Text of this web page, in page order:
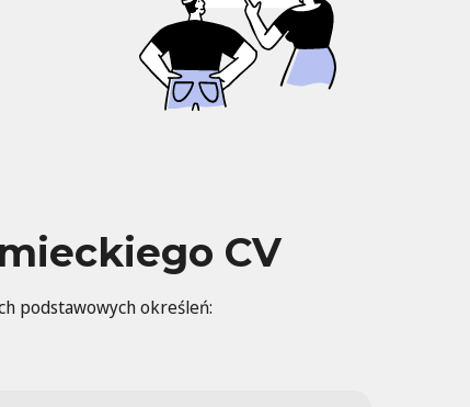
CV
podstawowych określeń: